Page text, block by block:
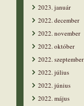
2023. január
2022. december
2022. november
2022. október
2022. szeptember
2022. július
2022. június
2022. május